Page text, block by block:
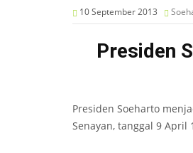
10 September 2013
Presiden
Presiden Soeharto
Senayan, tanggal 9